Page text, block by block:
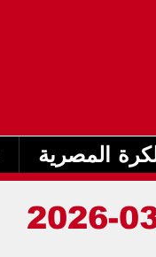
المصرية
جدول مباريات اليوم الأربعاء 11-03-2026